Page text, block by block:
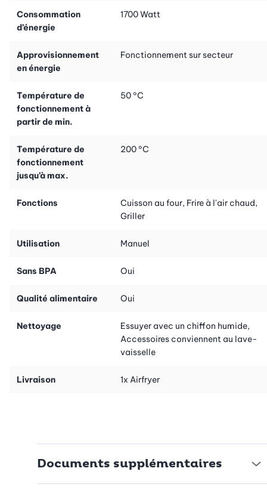
Consommation
d’énergie
1700 Watt
Approvisionnement
en énergie
Fonctionnement sur secteur
Température de
fonctionnement à
partir de min.
50 °C
Température de
fonctionnement
jusqu’à max.
200 °C
Fonctions
Cuisson au four, Frire à l'air chaud,
Griller
Utilisation Manuel
Sans BPA Oui
Qualité alimentaire Oui
Nettoyage
Essuyer avec un chiffon humide,
Accessoires conviennent au lave-
vaisselle
Livraison 1x Airfryer
Documents supplémentaires